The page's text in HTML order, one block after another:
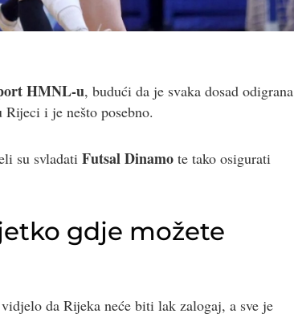
HMNL-u, budući da je svaka dosad odigrana
i je nešto posebno.
su svladati Futsal Dinamo te tako osigurati
gdje možete
da Rijeka neće biti lak zalogaj, a sve je